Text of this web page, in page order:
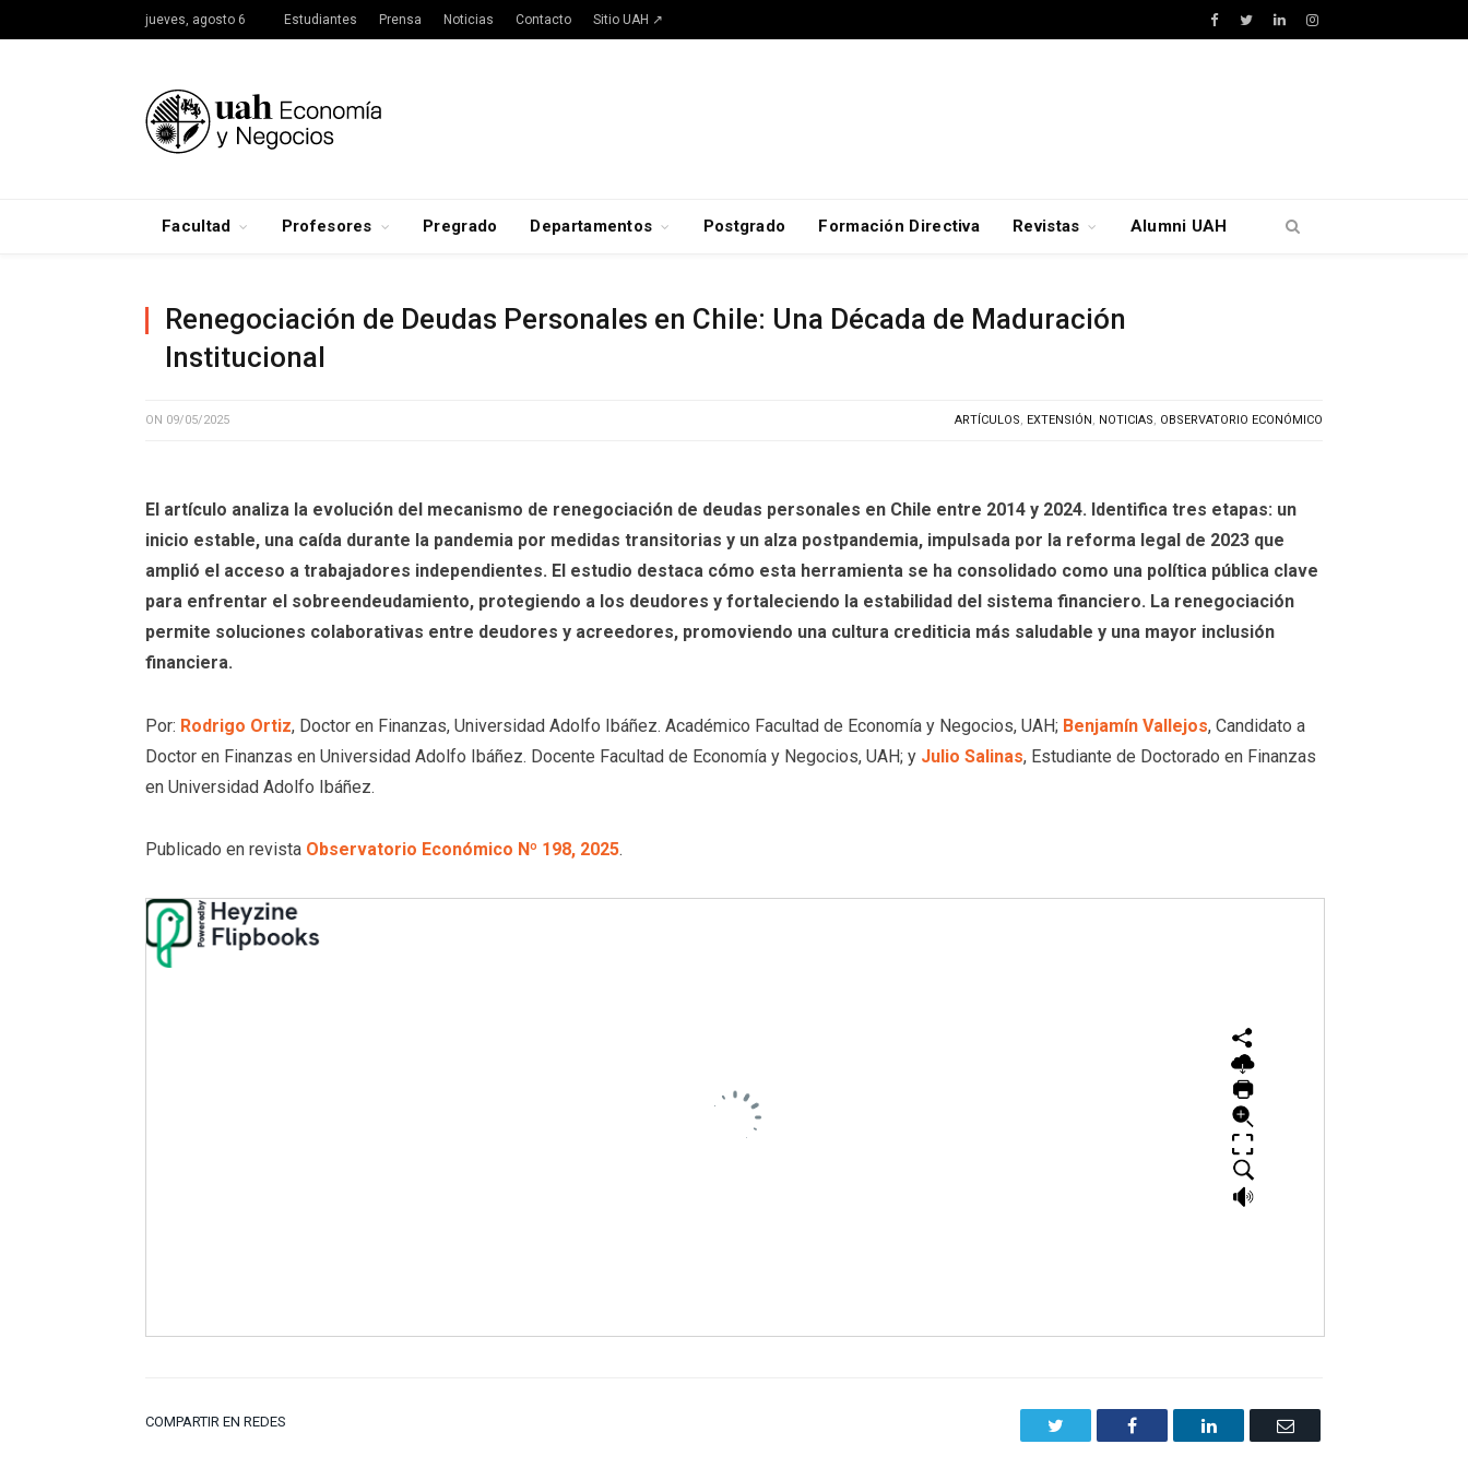
jueves, agosto 6 Estudiantes Prensa Noticias Contacto Sitio UAH ↗ Facebook
TwitterLinkedInInstagram
Facultad Profesores Pregrado Departamentos Postgrado Formación Directiva Revistas Alumni UAH
Renegociación de Deudas Personales en Chile: Una Década de Maduración
Institucional
ON 09/05/2025 ARTÍCULOS, EXTENSIÓN, NOTICIAS, OBSERVATORIO ECONÓMICO
El artículo analiza la evolución del mecanismo de renegociación de deudas personales en Chile entre 2014 y 2024. Identifica tres etapas: un
inicio estable, una caída durante la pandemia por medidas transitorias y un alza postpandemia, impulsada por la reforma legal de 2023 que
amplió el acceso a trabajadores independientes. El estudio destaca cómo esta herramienta se ha consolidado como una política pública clave
para enfrentar el sobreendeudamiento, protegiendo a los deudores y fortaleciendo la estabilidad del sistema financiero. La renegociación
permite soluciones colaborativas entre deudores y acreedores, promoviendo una cultura crediticia más saludable y una mayor inclusión
financiera.
Por: Rodrigo Ortiz, Doctor en Finanzas, Universidad Adolfo Ibáñez. Académico Facultad de Economía y Negocios, UAH; Benjamín Vallejos, Candidato a
Doctor en Finanzas en Universidad Adolfo Ibáñez. Docente Facultad de Economía y Negocios, UAH; y Julio Salinas, Estudiante de Doctorado en Finanzas
en Universidad Adolfo Ibáñez.
Publicado en revista Observatorio Económico Nº 198, 2025.
COMPARTIR EN REDES Facebook LinkedIn Email